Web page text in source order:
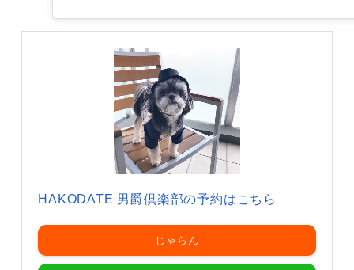
HAKODATE 男爵倶楽部の予約はこちら
じゃらん